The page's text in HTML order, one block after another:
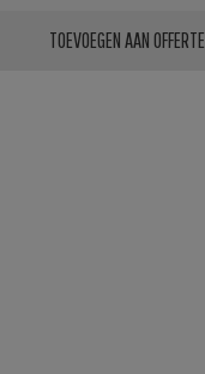
TOEVOEGEN AAN OFFERTE